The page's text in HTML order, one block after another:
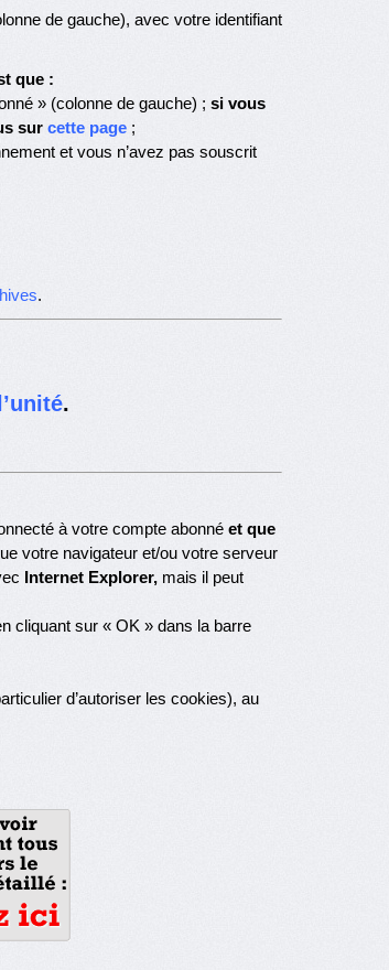
de gauche), avec votre identifiant
que :
» (colonne de gauche) ; si vous
sur cette page;
et vous n’avez pas souscrit
.
.
à votre compte abonné et que
votre navigateur et/ou votre serveur
Internet Explorer,mais il peut
cliquant sur « OK » dans la barre
d’autoriser les cookies), au